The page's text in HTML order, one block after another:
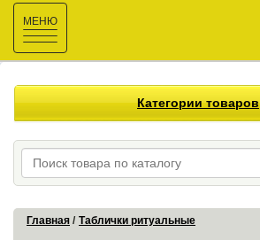
Toggle
navigation
Категории товаров
Главная Таблички ритуальные